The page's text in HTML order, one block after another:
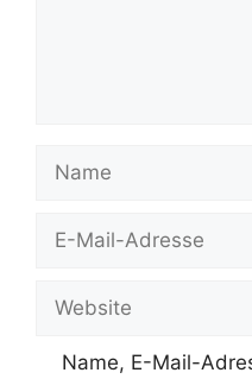
Name
Website
Name, E-Mail-